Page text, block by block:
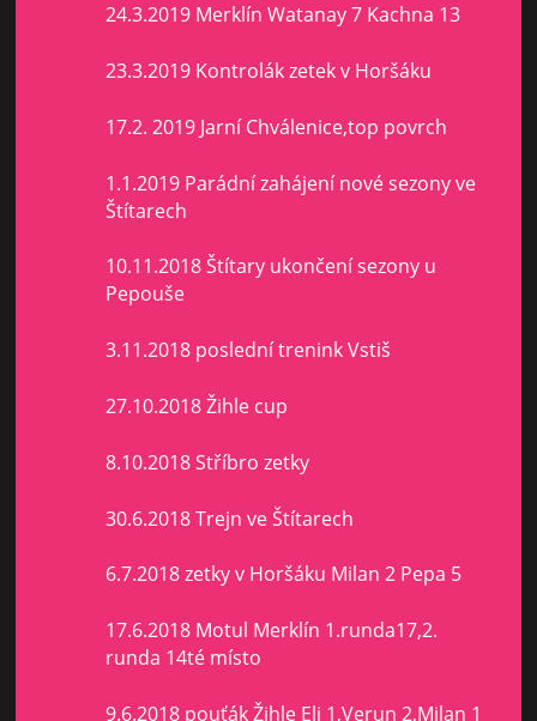
24.3.2019 Merklín Watanay 7 Kachna 13
23.3.2019 Kontrolák zetek v Horšáku
17.2. 2019 Jarní Chválenice,top povrch
1.1.2019 Parádní zahájení nové sezony ve
Štítarech
10.11.2018 Štítary ukončení sezony u
Pepouše
3.11.2018 poslední trenink Vstiš
27.10.2018 Žihle cup
8.10.2018 Stříbro zetky
30.6.2018 Trejn ve Štítarech
6.7.2018 zetky v Horšáku Milan 2 Pepa 5
17.6.2018 Motul Merklín 1.runda17,2.
runda 14té místo
9.6.2018 pouťák Žihle Eli 1,Verun 2,Milan 1